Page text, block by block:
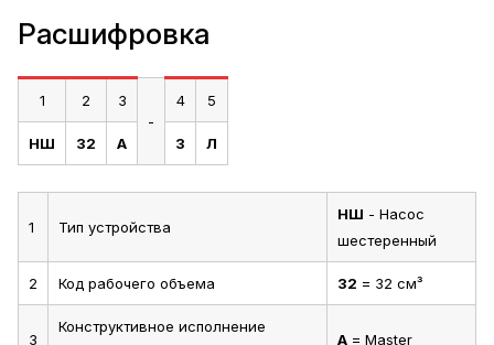
Расшифровка
1 2
3
-
4 5
НШ 32 А 3 Л
1 Тип устройства
НШ - Насос
шестеренный
2 Код рабочего объема 32 = 32 см³
3
Конструктивное исполнение
А = Master